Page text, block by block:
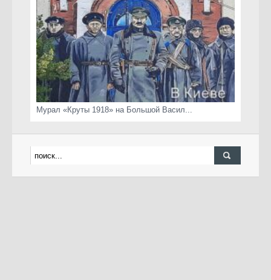
Мурал «Круты 1918» на Большой Васил...